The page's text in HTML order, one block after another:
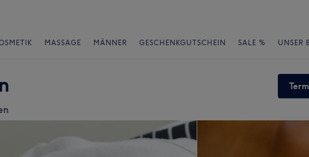
MASSAGE MÄNNER GESCHENKGUTSCHEIN SALE % UNSER